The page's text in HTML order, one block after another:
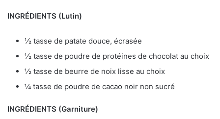
INGRÉDIENTS (Lutin)
½ tasse de patate douce, écrasée
½ tasse de poudre de protéines de chocolat au choix
½ tasse de beurre de noix lisse au choix
¼ tasse de poudre de cacao noir non sucré
INGRÉDIENTS (Garniture)